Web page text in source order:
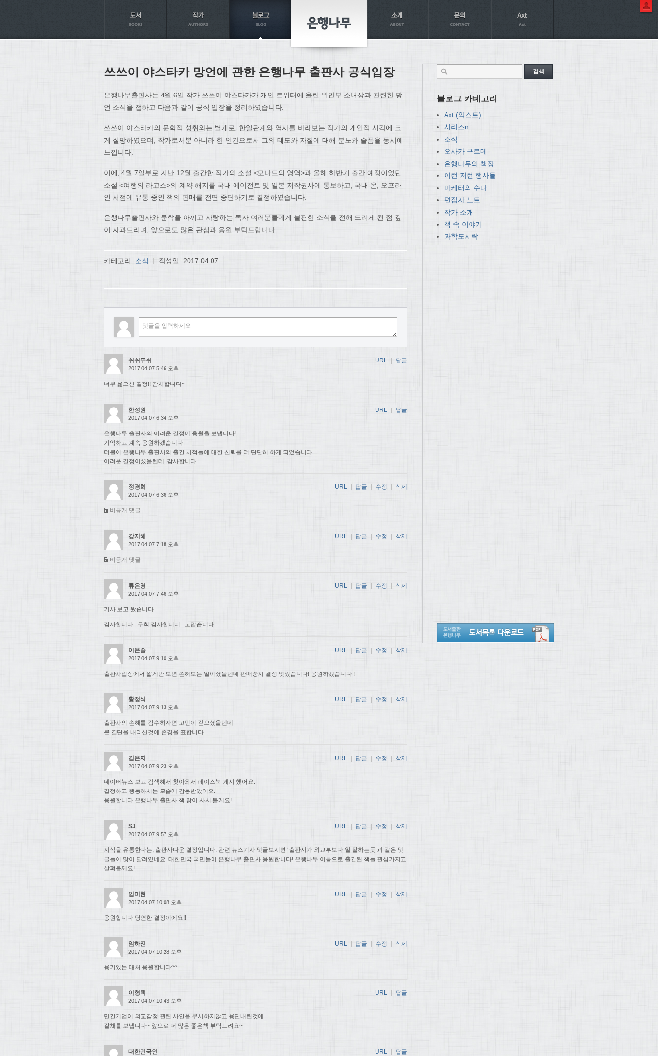
쓰쓰이 야스타카 망언에 관한 은행나무 출판사 공식입장
은행나무출판사는 4월 6일 작가 쓰쓰이 야스타카가 개인 트위터에 올린 위안부 소녀상과 관련한 망
언 소식을 접하고 다음과 같이 공식 입장을 정리하였습니다.
쓰쓰이 야스타카의 문학적 성취와는 별개로, 한일관계와 역사를 바라보는 작가의 개인적 시각에 크
게 실망하였으며, 작가로서뿐 아니라 한 인간으로서 그의 태도와 자질에 대해 분노와 슬픔을 동시에
느낍니다.
이에, 4월 7일부로 지난 12월 출간한 작가의 소설 <모나드의 영역>과 올해 하반기 출간 예정이었던
소설 <여행의 라고스>의 계약 해지를 국내 에이전트 및 일본 저작권사에 통보하고, 국내 온, 오프라
인 서점에 유통 중인 책의 판매를 전면 중단하기로 결정하였습니다.
은행나무출판사와 문학을 아끼고 사랑하는 독자 여러분들에게 불편한 소식을 전해 드리게 된 점 깊
이 사과드리며, 앞으로도 많은 관심과 응원 부탁드립니다.
카테고리: 소식 | 작성일: 2017.04.07
쉬쉬푸쉬
2017.04.07 5:46 오후
너무 옳으신 결정!! 감사합니다~
URL | 답글
한정원
2017.04.07 6:34 오후
은행나무 출판사의 어려운 결정에 응원을 보냅니다!
기억하고 계속 응원하겠습니다
더불어 은행나무 출판사의 출간 서적들에 대한 신뢰를 더 단단히 하게 되었습니다
어려운 결정이셨을텐데, 감사합니다
URL | 답글
정경희
2017.04.07 6:36 오후
비공개 댓글
URL 답글 수정 삭제
강지혜
2017.04.07 7:18 오후
비공개 댓글
URL 답글 수정 삭제
류은영
2017.04.07 7:46 오후
기사 보고 왔습니다
감사합니다.. 무척 감사합니디.. 고맙습니다..
URL 답글 수정 삭제
이은솔
2017.04.07 9:10 오후
출판사입장에서 짧게만 보면 손해보는 일이셨을텐데 판매중지 결정 멋있습니다! 응원하겠습니다!!
URL | 답글 | 수정 | 삭제
황정식
2017.04.07 9:13 오후
출판사의 손해를 감수하자면 고민이 깊으셨을텐데
큰 결단을 내리신것에 존경을 표합니다.
URL 답글 수정 삭제
김은지
2017.04.07 9:23 오후
네이버뉴스 보고 검색해서 찾아와서 페이스북 게시 했어요.
결정하고 행동하시는 모습에 감동받았어요.
응원합니다.은행나무 출판사 책 많이 사서 볼게요!
URL 답글 수정 삭제
SJ
2017.04.07 9:57 오후
지식을 유통한다는, 출판사다운 결정입니다. 관련 뉴스기사 댓글보시면 ‘출판사가 외교부보다 일 잘하는듯’과 같은 댓
글들이 많이 달려있네요. 대한민국 국민들이 은행나무 출판사 응원합니다! 은행나무 이름으로 출간된 책들 관심가지고
살펴볼께요!
URL 답글 수정 삭제
임미현
2017.04.07 10:08 오후
응원합니다 당연한 결정이에요!!
URL | 답글 | 수정 | 삭제
임하진
2017.04.07 10:28 오후
용기있는 대처 응원합니다^^
URL | 답글 | 수정 | 삭제
이형택
2017.04.07 10:43 오후
민간기업이 외교감정 관련 사안을 무시하지않고 용단내린것에
갈채를 보냅니다~ 앞으로 더 많은 좋은책 부탁드려요~
URL 답글
대한민국인 URL 답글
블로그 카테고리
Axt (악스트)
시리즈n
소식
오사카 구르메
은행나무의 책장
이런 저런 행사들
마케터의 수다
편집자 노트
작가 소개
책 속 이야기
과학도시락